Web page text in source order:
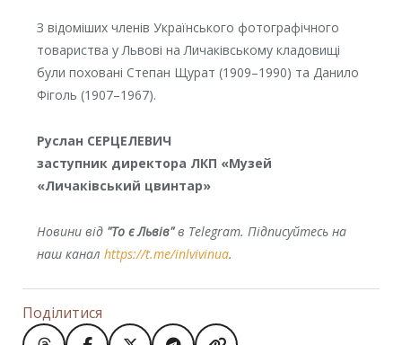
З відоміших членів Українського фотографічного
товариства у Львові на Личаківському кладовищі
були поховані Степан Щурат (1909–1990) та Данило
Фіголь (1907–1967).
Руслан СЕРЦЕЛЕВИЧ
заступник директора ЛКП «Музей
«Личаківський цвинтар»
Новини від "То є Львів"в Telegram. Підписуйтесь на
наш канал https://t.me/inlvivinua.
Поділитися